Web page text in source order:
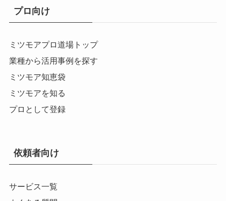
プロ向け
ミツモアプロ道場トップ
業種から活用事例を探す
ミツモア知恵袋
ミツモアを知る
プロとして登録
依頼者向け
サービス一覧